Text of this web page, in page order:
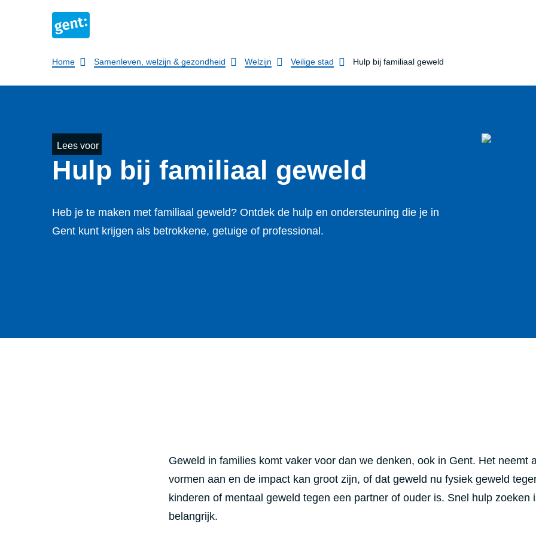
Breadcrumb
Home Samenleven, welzijn & gezondheid Welzijn Veilige stad Hulp bij familiaal geweld
Lees voor
Hulp bij familiaal geweld
Heb je te maken met familiaal geweld? Ontdek de hulp en ondersteuning die je in
Gent kunt krijgen als betrokkene, getuige of professional.
Geweld in families komt vaker voor dan we denken, ook in Gent. Het neemt
vormen aan en de impact kan groot zijn, of dat geweld nu fysiek geweld
kinderen of mentaal geweld tegen een partner of ouder is. Snel hulp zoeken
belangrijk.